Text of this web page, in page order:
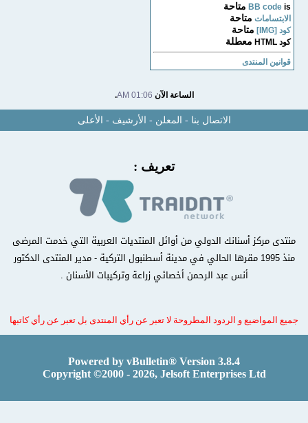
BB codeis متاحة
الابتسامات متاحة
كود [IMG] متاحة
كود HTML معطلة
قوانين المنتدى
الساعة الآن01:06 AM
.
الاتصال بنا-المعلن-الأرشيف -الأعلى
تعريف :
منتدى مركز أسنانك الدولي من أوائل المنتديات العربية التي خدمت المرضى
منذ 1995 مقرها الحالي في مدينة أسطنبول التركية - مدير المنتدى الدكتور
أنس عبد الرحمن أخصائي زراعة وتركيبات الأسنان .
جميع المواضيع و الردود المطروحة لا تعبر عن رأي المنتدى بل تعبر عن رأي كاتبها
Powered by vBulletin® Version 3.8.4
Copyright ©2000 - 2026, Jelsoft Enterprises Ltd